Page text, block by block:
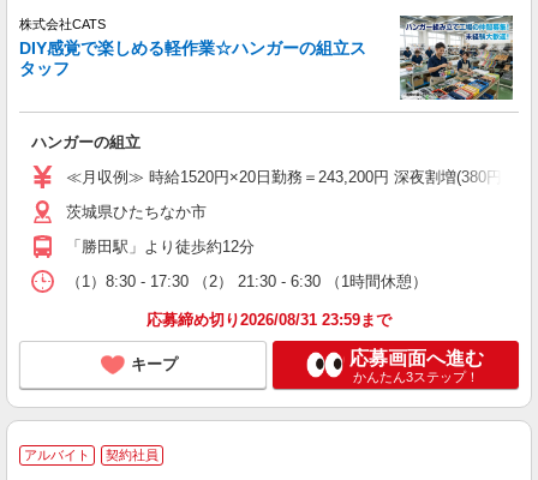
株式会社CATS
DIY感覚で楽しめる軽作業☆ハンガーの組立ス
タッフ
ハンガーの組立
≪月収例≫ 時給1520円×20日勤務＝243,200円 深夜割増(380円
茨城県ひたちなか市
「勝田駅」より徒歩約12分
（1）8:30 - 17:30 （2） 21:30 - 6:30 （1時間休憩）
応募締め切り2026/08/31 23:59まで
キープ 応募画面へ進む
かんたん3ステップ！
アルバイト 契約社員